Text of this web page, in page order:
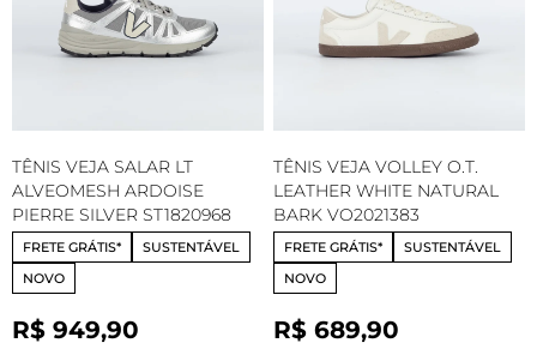
TÊNIS VEJA SALAR LT
ALVEOMESH ARDOISE
PIERRE SILVER ST1820968
FRETE GRÁTIS*
SUSTENTÁVEL
NOVO
R$ 949,90
TÊNIS VEJA VOLLEY O.T.
LEATHER WHITE NATURAL
BARK VO2021383
FRETE GRÁTIS*
SUSTENTÁVEL
NOVO
R$ 689,90